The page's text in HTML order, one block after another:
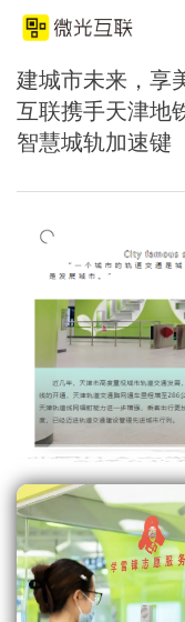
建城市未来，享
互联携手天津地
智慧城轨加速键